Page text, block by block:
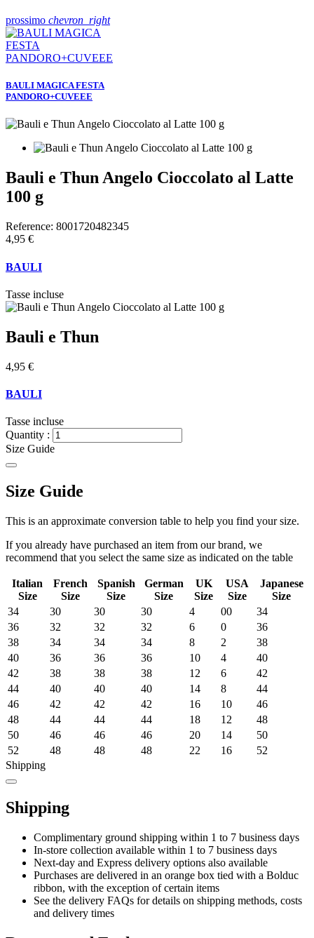
prossimo chevron_right
BAULI MAGICA FESTA
PANDORO+CUVEEE
Bauli e Thun Angelo Cioccolato al Latte
100 g
Reference: 8001720482345
4,95 €
BAULI
Tasse incluse
Bauli e Thun
4,95 €
BAULI
Tasse incluse
Quantity :
Size Guide
Size Guide
This is an approximate conversion table to help you find your size.
If you already have purchased an item from our brand, we
recommend that you select the same size as indicated on the table
Italian
Size
French
Size
Spanish
Size
German
Size
UK
Size
USA
Size
Japanese
Size
34
30 30 30 4 00
34
36
32 32 32 6 0
36
38
34 34 34 8 2
38
40
36 36 36 10 4
40
42
38 38 38 12 6
42
44
40 40 40 14 8
44
46
42 42 42 16 10
46
48
44 44 44 18 12
48
50
46 46 46 20 14
50
52
48 48 48 22 16
52
Shipping
Shipping
Complimentary ground shipping within 1 to 7 business days
In-store collection available within 1 to 7 business days
Next-day and Express delivery options also available
Purchases are delivered in an orange box tied with a Bolduc
ribbon, with the exception of certain items
See the delivery FAQs for details on shipping methods, costs
and delivery times